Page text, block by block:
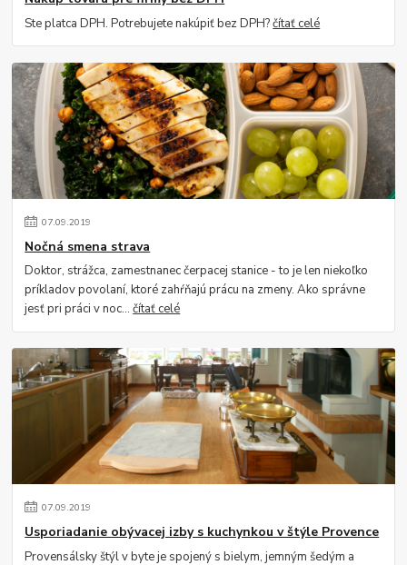
Ste platca DPH. Potrebujete nakúpiť bez DPH?čítať celé
07.09.2019
Nočná smena strava
Doktor, strážca, zamestnanec čerpacej stanice - to je len niekoľko
príkladov povolaní, ktoré zahŕňajú prácu na zmeny. Ako správne
jesť pri práci v noc...čítať celé
07.09.2019
Usporiadanie obývacej izby s kuchynkou v štýle Provence
Provensálsky štýl v byte je spojený s bielym, jemným šedým a